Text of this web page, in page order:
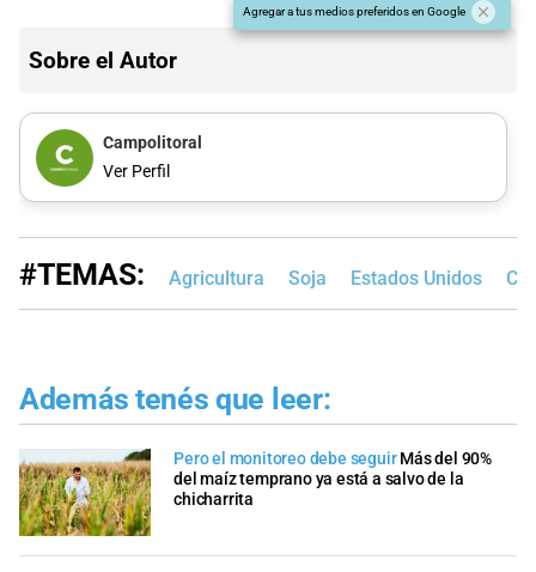
Agregar a tus medios preferidos en Google
Sobre el Autor
Campolitoral
Ver Perfil
#TEMAS: Agricultura Soja Estados Unidos
Además tenés que leer:
Pero el monitoreo debe seguir Más del 90%
del maíz temprano ya está a salvo de la
chicharrita